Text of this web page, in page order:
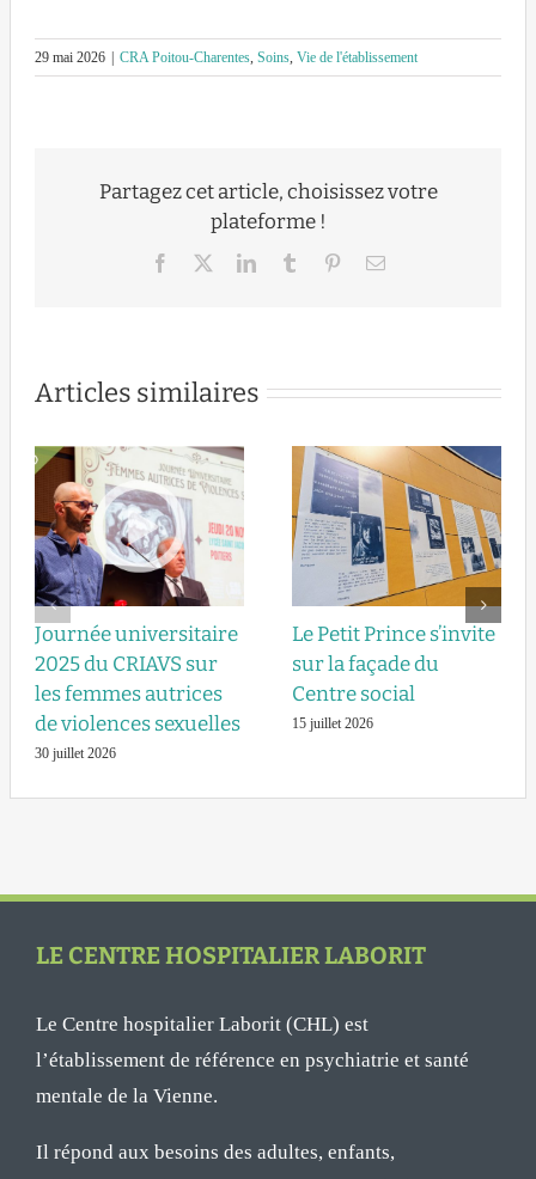
29 mai 2026 CRA Poitou-Charentes, Soins, Vie de l'établissement
Partagez cet article, choisissez votre
plateforme !
Facebook LinkedInTumblr PinterestEmail
Articles similaires
Journée universitaire
2025 du CRIAVS sur
les femmes autrices
de violences sexuelles
30 juillet 2026
Le Petit Prince s’invite
sur la façade du
Centre social
15 juillet 2026
LE CENTRE HOSPITALIER LABORIT
Le Centre hospitalier Laborit (CHL) est
l’établissement de référence en psychiatrie et santé
mentale de la Vienne.
Il répond aux besoins des adultes, enfants,